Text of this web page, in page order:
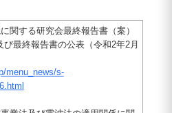
関する研究会最終報告書（案）
最終報告書の公表（令和2年2月
menu_news/s-